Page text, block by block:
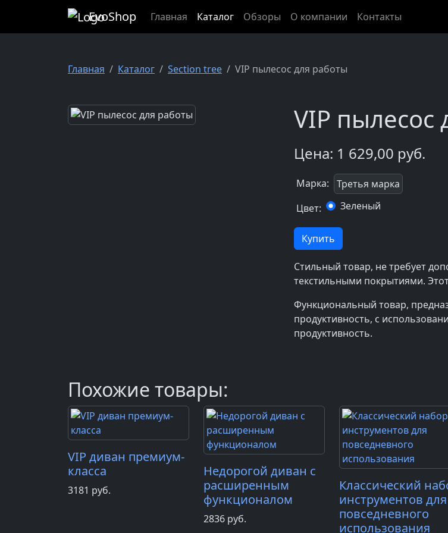
EvoShop Главная Каталог Обзоры О компании Контакты
Главная Каталог Section tree VIP пылесос для работы
VIP пылесос
Цена: 1 629,00 руб.
Марка:
Третья марка
Цвет:
Зеленый
Купить
Стильный товар, не требует
текстильными покрытиями.
Функциональный товар,
продуктивность, с
продуктивность.
Похожие товары:
VIP диван премиум-
класса
3181 руб.
Недорогой диван с
расширенным
функционалом
2836 руб.
Классический
инструментов для
повседневного
использования